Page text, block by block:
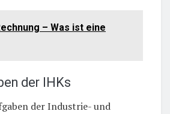
– Was ist eine
der IHKs
der Industrie- und